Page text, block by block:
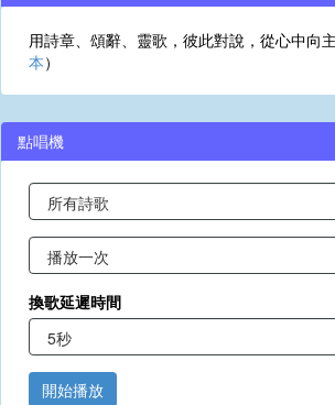
用詩章、頌辭、靈歌，彼此對說，從心中向
本）
點唱機
換歌延遲時間
開始播放